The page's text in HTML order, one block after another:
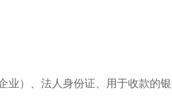
）、法人身份证、用于收款的